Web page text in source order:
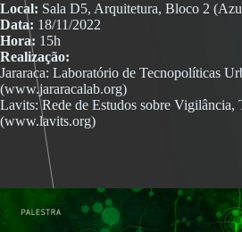
Local: Sala D5, Arquitetura, Bloco 2
Data: 18/11/2022
Hora: 15h
Realização:
Jararaca: Laboratório de Tecnopolíticas
(www.jararacalab.org)
Lavits: Rede de Estudos sobre Vigilância,
(www.lavits.org)